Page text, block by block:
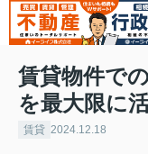
賃貸物件で
を最大限に
賃貸 2024.12.18